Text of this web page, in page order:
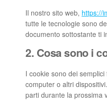
Il nostro sito web, https://
tutte le tecnologie sono
documento sottostante ti
2. Cosa sono i
I cookie sono dei
computer o altri
parti durante la prossima